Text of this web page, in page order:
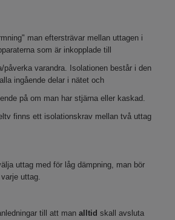
man eftersträvar mellan uttagen i
som är inkopplade till
påverka varandra. Isolationen består i den
ingående delar i nätet och
på om man har stjärna eller kaskad.
finns ett isolationskrav mellan två uttag
uttag med för låg dämpning, man bör
uttag.
till att man alltid skall avsluta